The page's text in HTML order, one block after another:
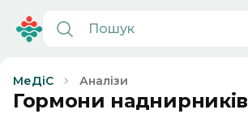
МеДіС Аналізи
Гормони наднирників